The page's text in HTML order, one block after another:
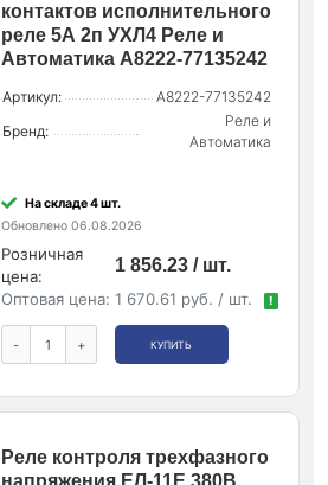
контактов исполнительного
реле 5А 2п УХЛ4 Реле и
Автоматика A8222-77135242
Артикул:
A8222-77135242
Бренд:
Реле и
Автоматика
На складе 4 шт.
Обновлено 06.08.2026
Розничная
цена:
1 856.23 / шт.
Оптовая цена: 1 670.61 руб. / шт. !
- + КУПИТЬ
Реле контроля трехфазного
напряжения ЕЛ-11Е 380В